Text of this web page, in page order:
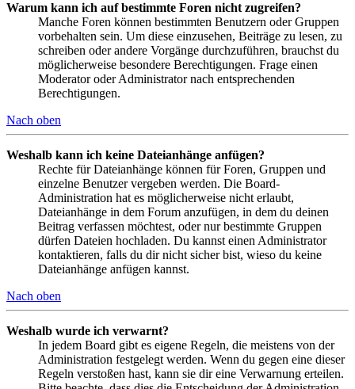
Warum kann ich auf bestimmte Foren nicht zugreifen?
Manche Foren können bestimmten Benutzern oder Gruppen
vorbehalten sein. Um diese einzusehen, Beiträge zu lesen, zu
schreiben oder andere Vorgänge durchzuführen, brauchst du
möglicherweise besondere Berechtigungen. Frage einen
Moderator oder Administrator nach entsprechenden
Berechtigungen.
Nach oben
Weshalb kann ich keine Dateianhänge anfügen?
Rechte für Dateianhänge können für Foren, Gruppen und
einzelne Benutzer vergeben werden. Die Board-
Administration hat es möglicherweise nicht erlaubt,
Dateianhänge in dem Forum anzufügen, in dem du deinen
Beitrag verfassen möchtest, oder nur bestimmte Gruppen
dürfen Dateien hochladen. Du kannst einen Administrator
kontaktieren, falls du dir nicht sicher bist, wieso du keine
Dateianhänge anfügen kannst.
Nach oben
Weshalb wurde ich verwarnt?
In jedem Board gibt es eigene Regeln, die meistens von der
Administration festgelegt werden. Wenn du gegen eine dieser
Regeln verstoßen hast, kann sie dir eine Verwarnung erteilen.